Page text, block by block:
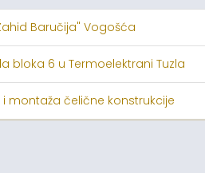
Baručija" Vogošća
bloka 6 u Termoelektrani Tuzla
montaža čelične konstrukcije